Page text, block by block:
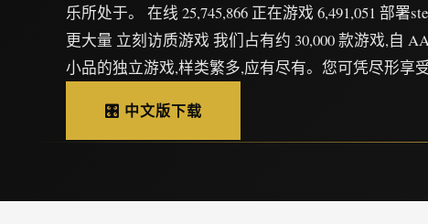
乐所处于。 在线 25,745,866 正在游戏 6,491,051 部署
更大量 立刻访质游戏 我们占有约 30,000 款游戏,自
小品的独立游戏,样类繁多,应有尽有。您可凭尽形享
🎛️ 中文版下载